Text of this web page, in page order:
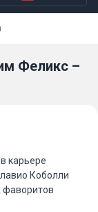
Феликс –
карьере
Коболли
фаворитов